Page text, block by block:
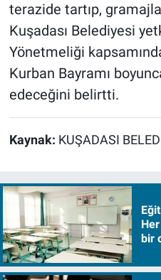
terazide tartıp,
Kuşadası Belediyesi
Yönetmeliği
Kurban Bayramı
edeceğini belirtti.
Kaynak: KUŞADASI
bir